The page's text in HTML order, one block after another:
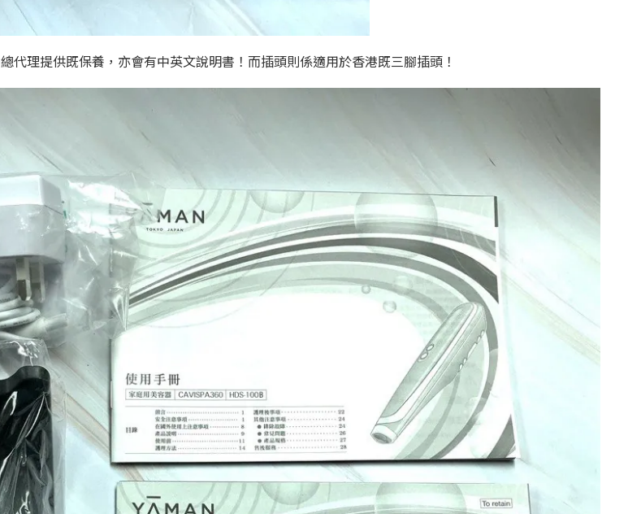
理提供既保養，亦會有中英文說明書！而插頭則係適用於香港既三腳插頭！